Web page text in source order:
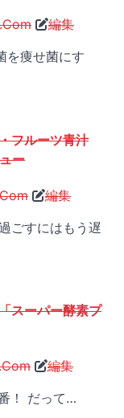
編集
を痩せ菌にす
フルーツ青汁
ー
編集
ごすにはもう遅
スーパー酵素プ
編集
！ だって…